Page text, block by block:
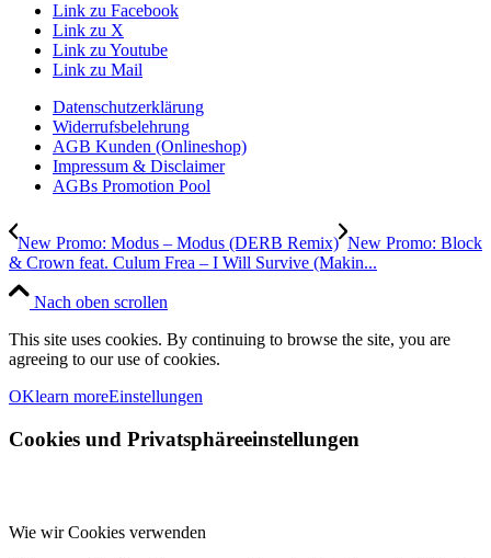
Link zu Facebook
Link zu X
Link zu Youtube
Link zu Mail
Datenschutzerklärung
Widerrufsbelehrung
AGB Kunden (Onlineshop)
Impressum & Disclaimer
AGBs Promotion Pool
New Promo: Modus – Modus (DERB Remix) New Promo: Block
& Crown feat. Culum Frea – I Will Survive (Makin...
Nach oben scrollen
This site uses cookies. By continuing to browse the site, you are
agreeing to our use of cookies.
OKlearn moreEinstellungen
Cookies und Privatsphäreeinstellungen
Wie wir Cookies verwenden